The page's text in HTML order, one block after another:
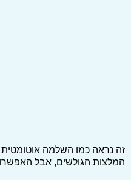
זה נראה כמו השלמה
המלצות הגולשים, אבל